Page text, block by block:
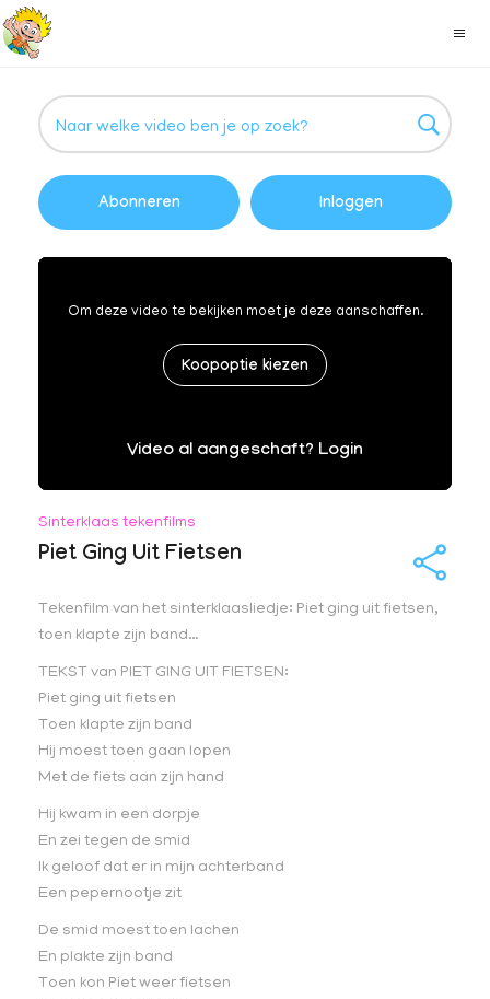
Om deze video te bekijken moet je deze aanschaffen.
Koopoptie kiezen
Video al aangeschaft? Login
Abonneren Inloggen
Sinterklaas tekenfilms
Piet Ging Uit Fietsen
Tekenfilm van het sinterklaasliedje: Piet ging uit fietsen,
toen klapte zijn band…
TEKST van PIET GING UIT FIETSEN:
Piet ging uit fietsen
Toen klapte zijn band
Hij moest toen gaan lopen
Met de fiets aan zijn hand
Hij kwam in een dorpje
En zei tegen de smid
Ik geloof dat er in mijn achterband
Een pepernootje zit
De smid moest toen lachen
En plakte zijn band
Toen kon Piet weer fietsen